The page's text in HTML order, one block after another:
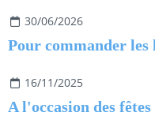
30/06/2026
Pour commander
16/11/2025
A l'occasion des